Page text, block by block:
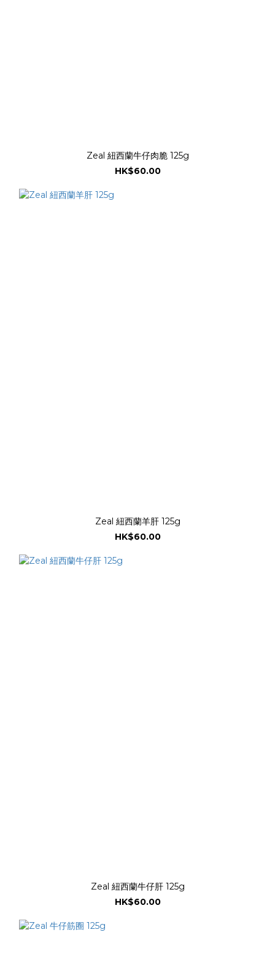
Zeal 紐西蘭牛仔肉脆 125g
HK$60.00
Zeal 紐西蘭羊肝 125g
HK$60.00
Zeal 紐西蘭牛仔肝 125g
HK$60.00